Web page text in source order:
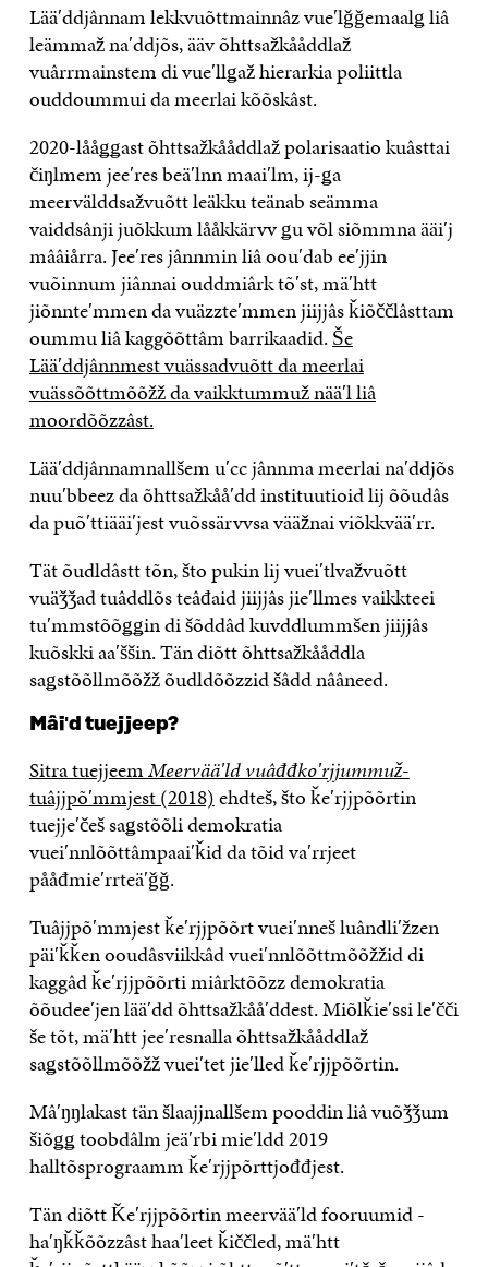
Lääʹddjânnam lekkvuõttmainnâz vueʹlǧǧemaalǥ liâ
leämmaž naʹddjõs, ääv õhttsažkååddlaž
vuârrmainstem di vueʹllǥaž hierarkia poliittla
ouddoummui da meerlai kõõskâst.
2020-lååǥǥast õhttsažkååddlaž polarisaatio kuâsttai
čiŋlmem jeeʹres beäʹlnn maaiʹlm, ij-ǥa
meervälddsažvuõtt leäkku teänab seämma
vaiddsânji juõkkum lååkkärvv ǥu võl siõmmna ääiʹj
mââiårra. Jeeʹres jânnmin liâ oouʹdab eeʹjjin
vuõinnum jiânnai ouddmiârk tõʹst, mäʹhtt
jiõnnteʹmmen da vuäzzteʹmmen jiijjâs ǩiõččlâsttam
oummu liâ kaggõõttâm barrikaadid. Še
Lääʹddjânnmest vuässadvuõtt da meerlai
vuässõõttmõõžž da vaikktummuž nääʹl liâ
moordõõzzâst.
Lääʹddjânnamnallšem uʹcc jânnma meerlai naʹddjõs
nuuʹbbeez da õhttsažkååʹdd instituutioid lij õõudâs
da puõʹttiääiʹjest vuõssärvvsa vääžnai viõkkvääʹrr.
Tät õudldâstt tõn, što pukin lij vueiʹtlvažvuõtt
vuäǯǯad tuâddlõs teâđaid jiijjâs jieʹllmes vaikkteei
tuʹmmstõõǥǥin di šõddâd kuvddlummšen jiijjâs
kuõskki aaʹššin. Tän diõtt õhttsažkååddla
saǥstõõllmõõžž õudldõõzzid šâdd nââneed.
Mâiʹd tuejjeep?
Sitra tuejjeemMeervääʹld vuâđđkoʹrjjummuž-
tuâjjpõʹmmjest (2018)ehdteš, što ǩeʹrjjpõõrtin
tuejjeʹčeš saǥstõõli demokratia
vueiʹnnlõõttâmpaaiʹǩid da tõid vaʹrrjeet
pååđmieʹrrteäʹǧǧ.
Tuâjjpõʹmmjest ǩeʹrjjpõõrt vueiʹnneš luândliʹžzen
päiʹǩǩen ooudâsviikkâd vueiʹnnlõõttmõõžžid di
kaggâd ǩeʹrjjpõõrti miârktõõzz demokratia
õõudeeʹjen lääʹdd õhttsažkååʹddest. Miõlǩieʹssi leʹčči
še tõt, mäʹhtt jeeʹresnalla õhttsažkååddlaž
saǥstõõllmõõžž vueiʹtet jieʹlled ǩeʹrjjpõõrtin.
Mâʹŋŋlakast tän šlaajjnallšem pooddin liâ vuõǯǯum
šiõǥǥ toobdâlm jeäʹrbi mieʹldd 2019
halltõsprograamm ǩeʹrjjpõrttjođđjest.
Tän diõtt Ǩeʹrjjpõõrtin meervääʹld fooruumid -
haʹŋǩǩõõzzâst haaʹleet ǩiččled, mäʹhtt